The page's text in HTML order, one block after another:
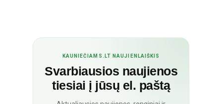
KAUNIEČIAMS.LT NAUJIENLAIŠKIS
Svarbiausios naujienos
tiesiai į jūsų el. paštą